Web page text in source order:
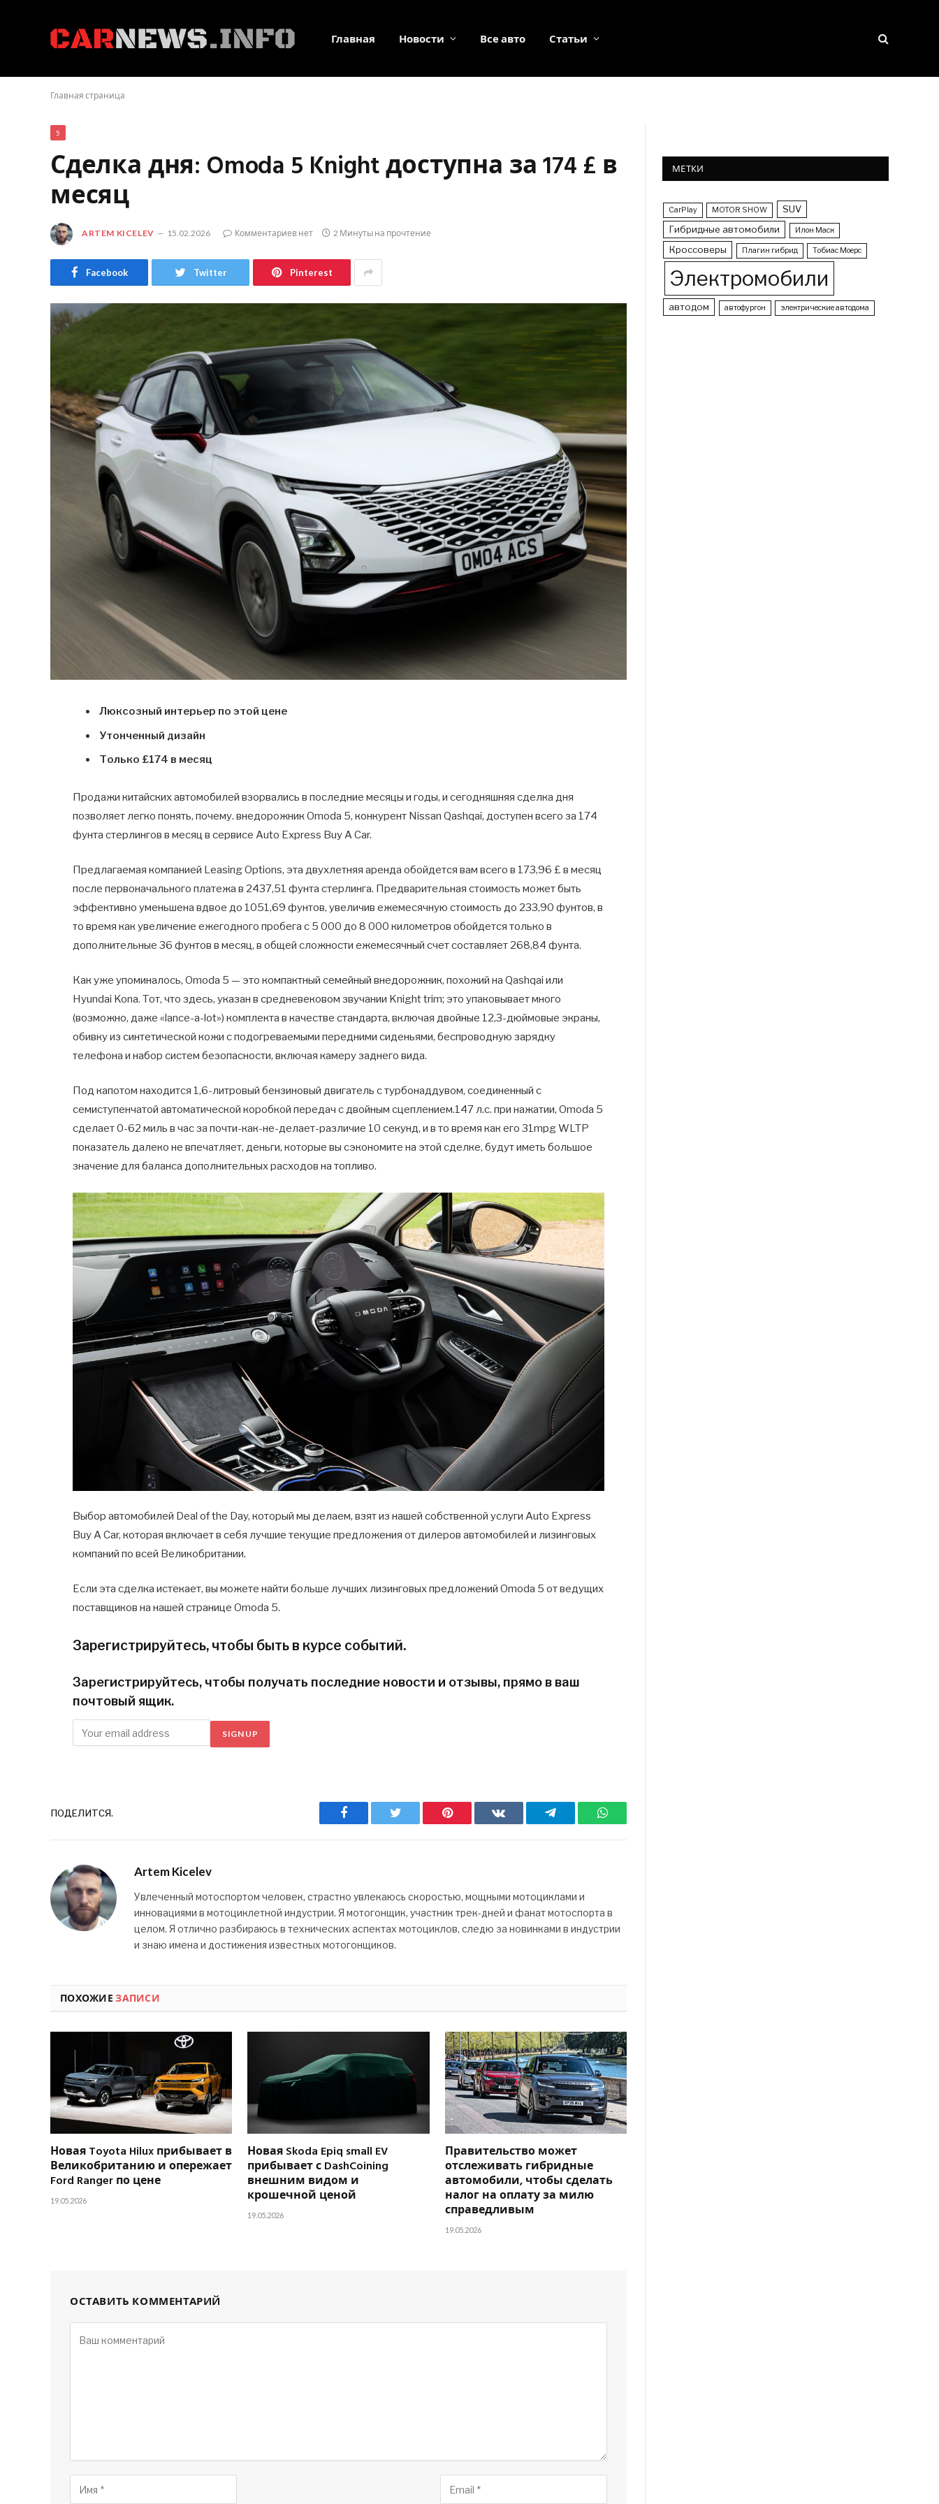
Главная Новости Все авто Статьи
Главная страница
5
Сделка дня: Omoda 5 Knight доступна за 174 £ в
месяц
ARTEM KICELEV 15.02.2026 Комментариев нет 2 Минуты на прочтение
Facebook Twitter Pinterest
Люксозный интерьер по этой цене
Утонченный дизайн
Только £174 в месяц
Продажи китайских автомобилей взорвались в последние месяцы и годы, и сегодняшняя сделка дня
позволяет легко понять, почему. внедорожник Omoda 5, конкурент Nissan Qashqai, доступен всего за 174
фунта стерлингов в месяц в сервисе Auto Express Buy A Car.
Предлагаемая компанией Leasing Options, эта двухлетняя аренда обойдется вам всего в 173,96 £ в месяц
после первоначального платежа в 2437,51 фунта стерлинга. Предварительная стоимость может быть
эффективно уменьшена вдвое до 1051,69 фунтов, увеличив ежемесячную стоимость до 233,90 фунтов, в
то время как увеличение ежегодного пробега с 5 000 до 8 000 километров обойдется только в
дополнительные 36 фунтов в месяц, в общей сложности ежемесячный счет составляет 268,84 фунта.
Как уже упоминалось, Omoda 5 — это компактный семейный внедорожник, похожий на Qashqai или
Hyundai Kona. Тот, что здесь, указан в средневековом звучании Knight trim; это упаковывает много
(возможно, даже «lance-a-lot») комплекта в качестве стандарта, включая двойные 12,3-дюймовые экраны,
обивку из синтетической кожи с подогреваемыми передними сиденьями, беспроводную зарядку
телефона и набор систем безопасности, включая камеру заднего вида.
Под капотом находится 1,6-литровый бензиновый двигатель с турбонаддувом, соединенный с
семиступенчатой автоматической коробкой передач с двойным сцеплением.147 л.с. при нажатии, Omoda 5
сделает 0-62 миль в час за почти-как-не-делает-различие 10 секунд, и в то время как его 31mpg WLTP
показатель далеко не впечатляет, деньги, которые вы сэкономите на этой сделке, будут иметь большое
значение для баланса дополнительных расходов на топливо.
Выбор автомобилей Deal of the Day, который мы делаем, взят из нашей собственной услуги Auto Express
Buy A Car, которая включает в себя лучшие текущие предложения от дилеров автомобилей и лизинговых
компаний по всей Великобритании.
Если эта сделка истекает, вы можете найти больше лучших лизинговых предложений Omoda 5 от ведущих
поставщиков на нашей странице Omoda 5.
Зарегистрируйтесь, чтобы быть в курсе событий.
Зарегистрируйтесь, чтобы получать последние новости и отзывы, прямо в ваш
почтовый ящик.
SIGN UP
ПОДЕЛИТСЯ. Facebook Twitter Pinterest ВКонтактеTelegram WhatsApp
Artem Kicelev
Увлеченный мотоспортом человек, страстно увлекаюсь скоростью, мощными мотоциклами и
инновациями в мотоциклетной индустрии. Я мотогонщик, участник трек-дней и фанат мотоспорта в
целом. Я отлично разбираюсь в технических аспектах мотоциклов, следю за новинками в индустрии
и знаю имена и достижения известных мотогонщиков.
ПОХОЖИЕЗАПИСИ
Новая Toyota Hilux прибывает в
Великобританию и опережает
Ford Ranger по цене
19.05.2026
Новая Skoda Epiq small EV
прибывает с DashCoining
внешним видом и
крошечной ценой
19.05.2026
Правительство может
отслеживать гибридные
автомобили, чтобы сделать
налог на оплату за милю
справедливым
19.05.2026
ОСТАВИТЬ КОММЕНТАРИЙ
МЕТКИ
CarPlay MOTOR SHOW
SUV
Гибридные автомобили
Илон Маск
Кроссоверы Плагин гибрид Тобиас Моерс
Электромобили
автодом автофургон электрические автодома